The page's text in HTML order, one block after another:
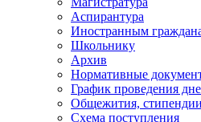
Аспирантура
Иностранным
Школьнику
Архив
Нормативные
График проведения
Общежития,
Схема поступления